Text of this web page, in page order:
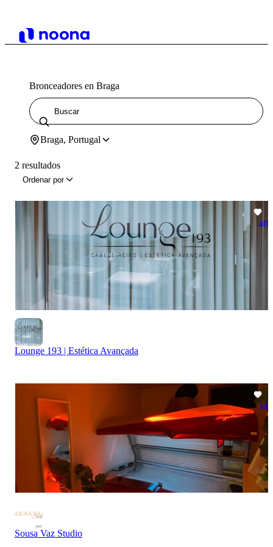
Bronceadores en Braga
Braga, Portugal
2 resultados
Ordenar por
40
Lounge 193 | Estética Avançada
34
Sousa Vaz Studio